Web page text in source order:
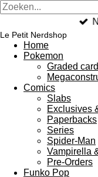
Le Petit Nerdshop
Home
Pokemon
Graded
Comics
Slabs
Exclusives
Paperbacks
Series
Spider-Man
Vampirella
Pre-Orders
Funko Pop